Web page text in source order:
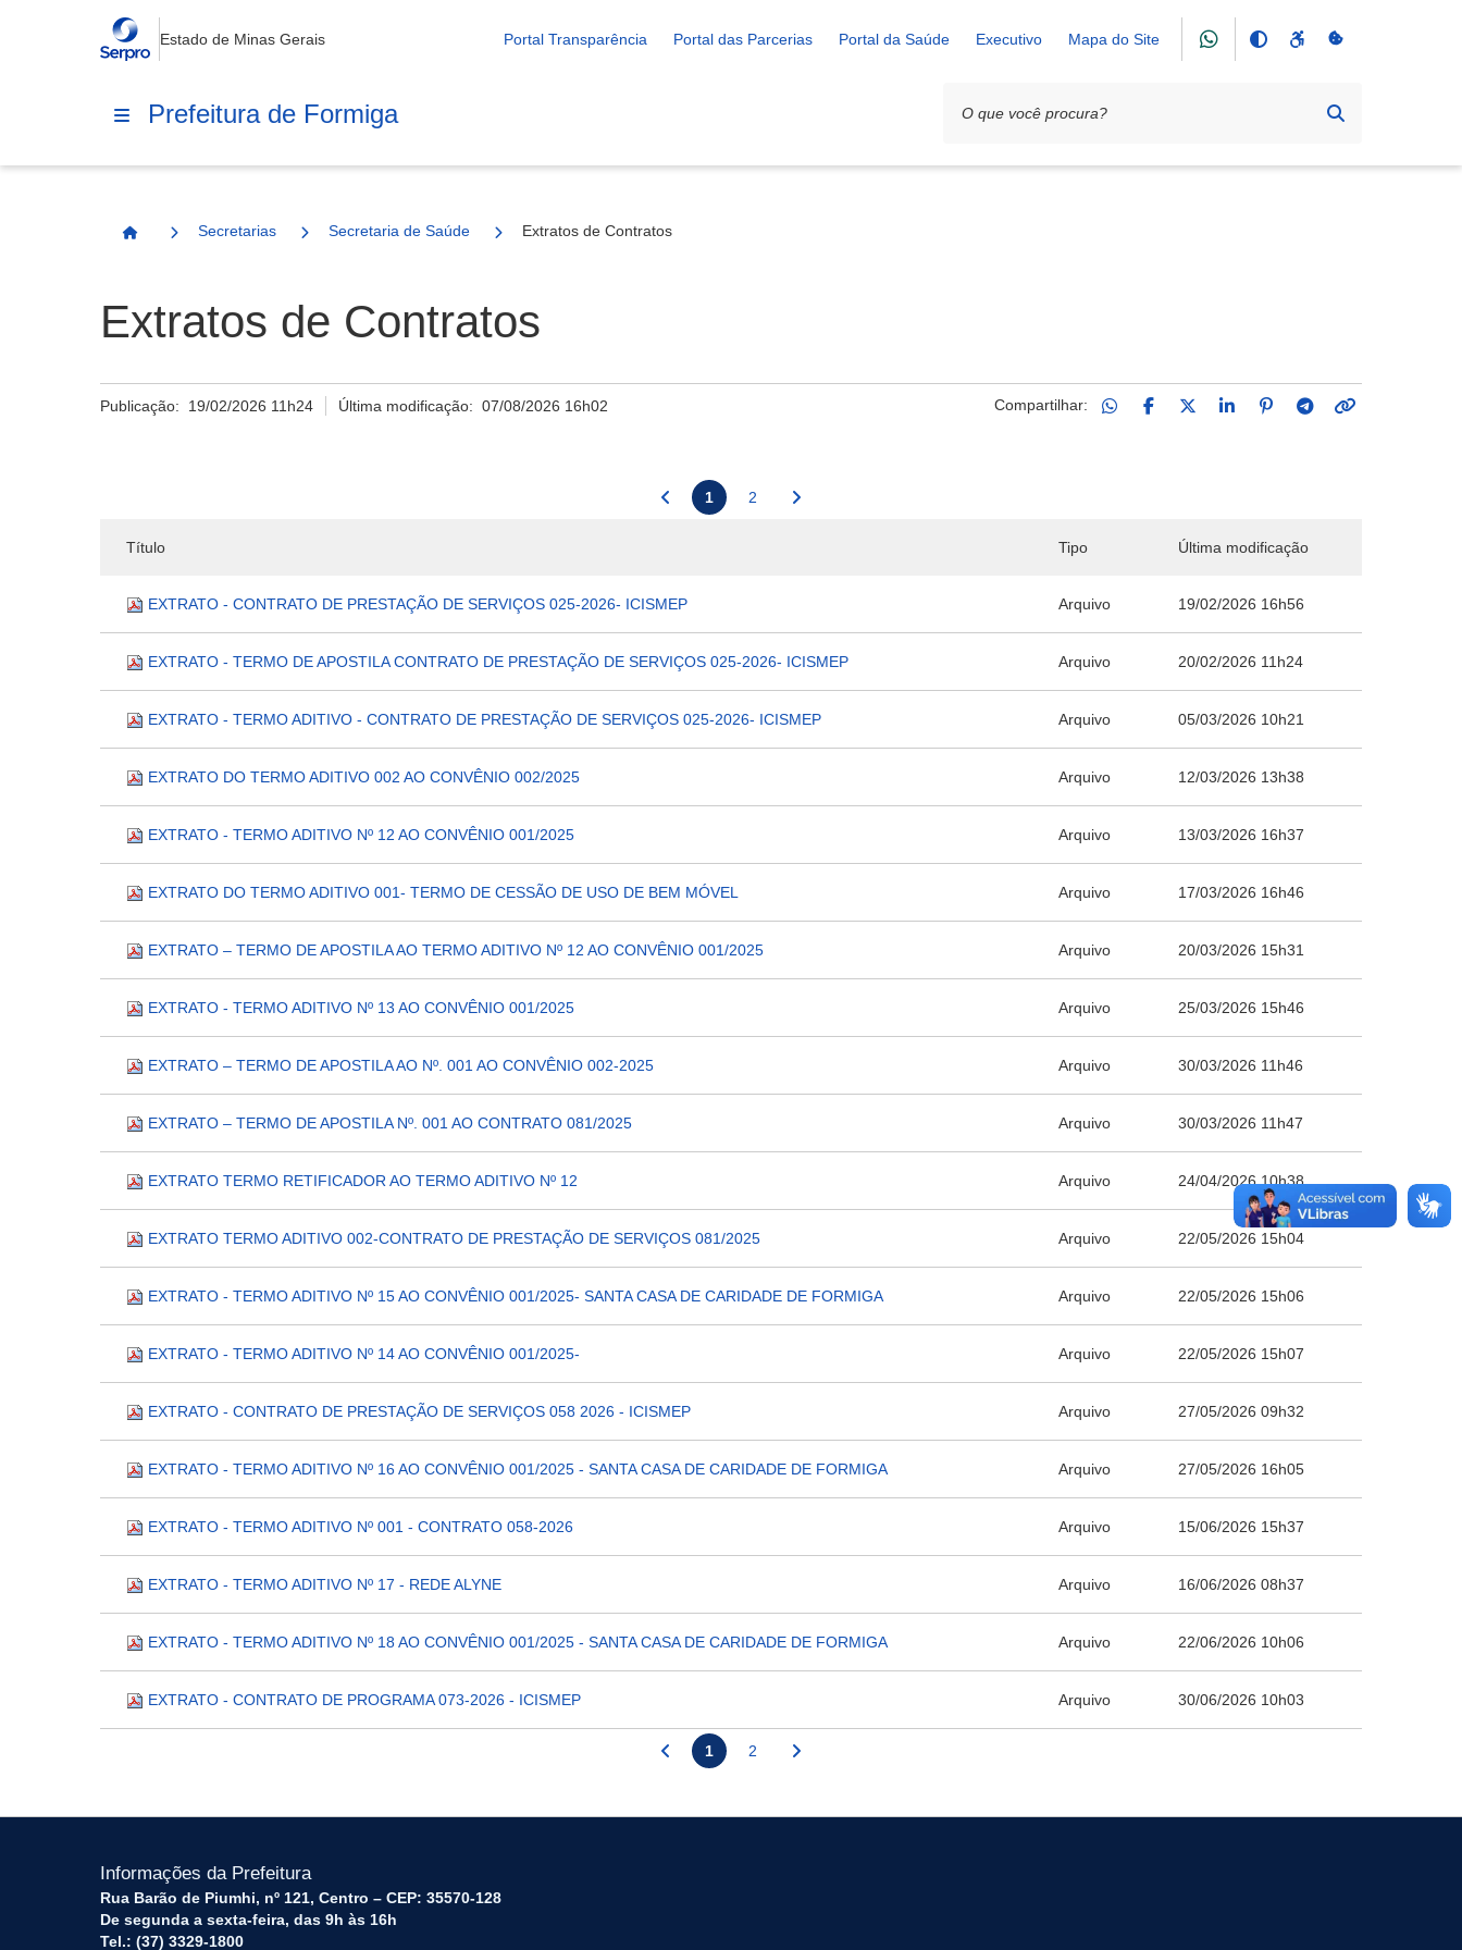
Estado de Minas Gerais Portal Transparência Portal das Parcerias Portal da Saúde Executivo Mapa do Site
Prefeitura de Formiga
Página Inicial
Secretarias Secretaria de Saúde Extratos de Contratos
Extratos de Contratos
Publicação: 19/02/2026 11h24 Última modificação:07/08/2026 16h02 Compartilhar:
1 2
Título Tipo Última modificação
EXTRATO - CONTRATO DE PRESTAÇÃO DE SERVIÇOS 025-2026- ICISMEP Arquivo 19/02/2026 16h56
EXTRATO - TERMO DE APOSTILA CONTRATO DE PRESTAÇÃO DE SERVIÇOS 025-2026- ICISMEP Arquivo 20/02/2026 11h24
EXTRATO - TERMO ADITIVO - CONTRATO DE PRESTAÇÃO DE SERVIÇOS 025-2026- ICISMEP Arquivo 05/03/2026 10h21
EXTRATO DO TERMO ADITIVO 002 AO CONVÊNIO 002/2025 Arquivo 12/03/2026 13h38
EXTRATO - TERMO ADITIVO Nº 12 AO CONVÊNIO 001/2025 Arquivo 13/03/2026 16h37
EXTRATO DO TERMO ADITIVO 001- TERMO DE CESSÃO DE USO DE BEM MÓVEL Arquivo 17/03/2026 16h46
EXTRATO – TERMO DE APOSTILA AO TERMO ADITIVO Nº 12 AO CONVÊNIO 001/2025 Arquivo 20/03/2026 15h31
EXTRATO - TERMO ADITIVO Nº 13 AO CONVÊNIO 001/2025 Arquivo 25/03/2026 15h46
EXTRATO – TERMO DE APOSTILA AO Nº. 001 AO CONVÊNIO 002-2025 Arquivo 30/03/2026 11h46
EXTRATO – TERMO DE APOSTILA Nº. 001 AO CONTRATO 081/2025 Arquivo 30/03/2026 11h47
EXTRATO TERMO RETIFICADOR AO TERMO ADITIVO Nº 12 Arquivo 24/04/2026 10h38
EXTRATO TERMO ADITIVO 002-CONTRATO DE PRESTAÇÃO DE SERVIÇOS 081/2025 Arquivo 22/05/2026 15h04
EXTRATO - TERMO ADITIVO Nº 15 AO CONVÊNIO 001/2025- SANTA CASA DE CARIDADE DE FORMIGA Arquivo 22/05/2026 15h06
EXTRATO - TERMO ADITIVO Nº 14 AO CONVÊNIO 001/2025- Arquivo 22/05/2026 15h07
EXTRATO - CONTRATO DE PRESTAÇÃO DE SERVIÇOS 058 2026 - ICISMEP Arquivo 27/05/2026 09h32
EXTRATO - TERMO ADITIVO Nº 16 AO CONVÊNIO 001/2025 - SANTA CASA DE CARIDADE DE FORMIGA Arquivo 27/05/2026 16h05
EXTRATO - TERMO ADITIVO Nº 001 - CONTRATO 058-2026 Arquivo 15/06/2026 15h37
EXTRATO - TERMO ADITIVO Nº 17 - REDE ALYNE Arquivo 16/06/2026 08h37
EXTRATO - TERMO ADITIVO Nº 18 AO CONVÊNIO 001/2025 - SANTA CASA DE CARIDADE DE FORMIGA Arquivo 22/06/2026 10h06
EXTRATO - CONTRATO DE PROGRAMA 073-2026 - ICISMEP Arquivo 30/06/2026 10h03
1 2
Informações da Prefeitura
Rua Barão de Piumhi, nº 121, Centro – CEP: 35570-128
De segunda a sexta-feira, das 9h às 16h
Tel.: (37) 3329-1800